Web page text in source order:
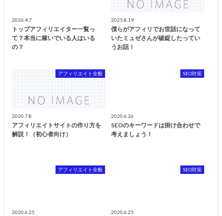
2026.4.7
トップアフィリエイター一覧っ
て？本当に稼いでいる人はいる
の？
2025.8.19
僕らがアフィリでお世話になって
いたミュゼさんが破綻したってい
うお話！
アフィリエイト全般
2020.7.8
アフィリエイトサイトの作り方を
解説！（初心者向け）
SEO対策
2020.6.26
SEOのキーワードは掛け合わせで
考えましょう！
アフィリエイト全般
2020.6.25
SEO対策
2020.6.25